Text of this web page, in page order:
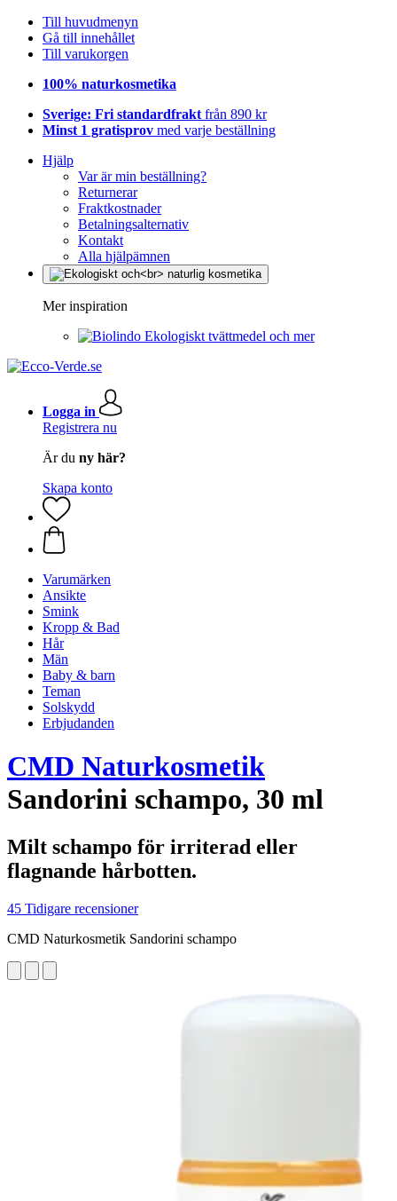
Till huvudmenyn
Gå till innehållet
Till varukorgen
100% naturkosmetika
Sverige: Fri standardfrakt från 890 kr
Minst 1 gratisprov med varje beställning
Hjälp
Var är min beställning?
Returnerar
Fraktkostnader
Betalningsalternativ
Kontakt
Alla hjälpämnen
Mer inspiration
Ekologiskt tvättmedel och mer
Logga in
Registrera nu
Är du ny här?
Skapa konto
Varumärken
Ansikte
Smink
Kropp & Bad
Hår
Män
Baby & barn
Teman
Solskydd
Erbjudanden
CMD Naturkosmetik
Sandorini schampo, 30 ml
Milt schampo för irriterad eller
flagnande hårbotten.
45 Tidigare recensioner
CMD Naturkosmetik Sandorini schampo